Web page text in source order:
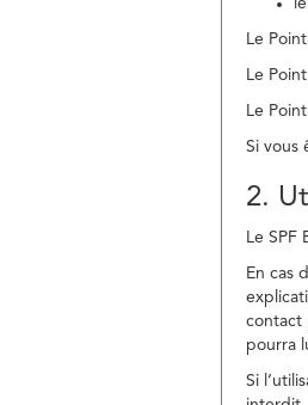
Le
Le
Le
Si vous
2.
Le SPF
En cas
contact
pourra
Si